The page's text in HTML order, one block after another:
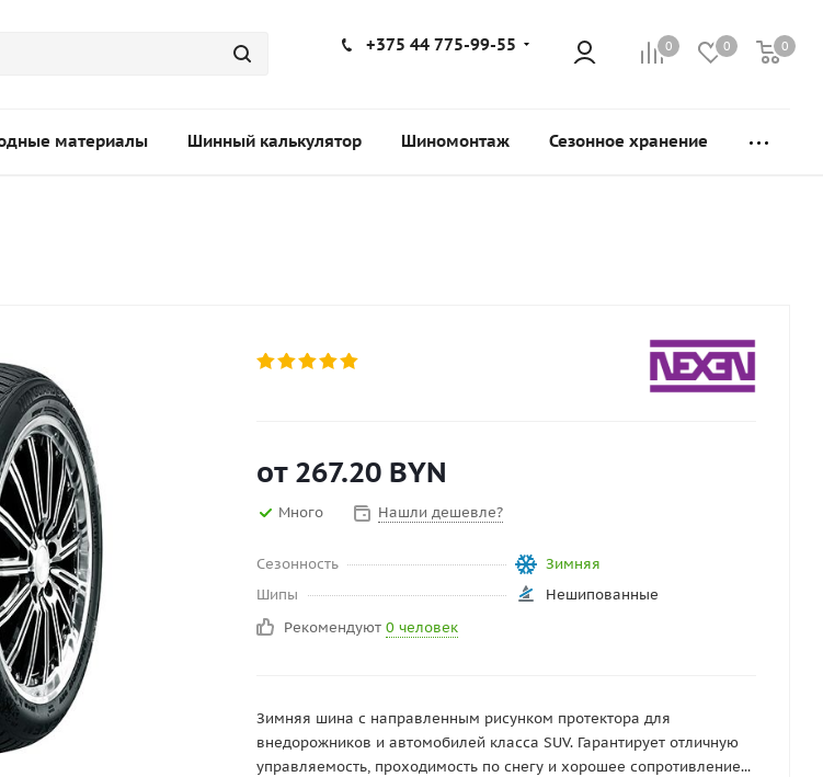
0 0 0
+375 44 775-99-55
материалы Шинный калькулятор Шиномонтаж Сезонное хранение
от 267.20 BYN
Много Нашли дешевле?
Сезонность
Зимняя
Шипы
Нешипованные
Рекомендуют 0 человек
Зимняя шина с направленным рисунком протектора для
внедорожников и автомобилей класса SUV. Гарантирует отличную
управляемость, проходимость по снегу и хорошее сопротивление...